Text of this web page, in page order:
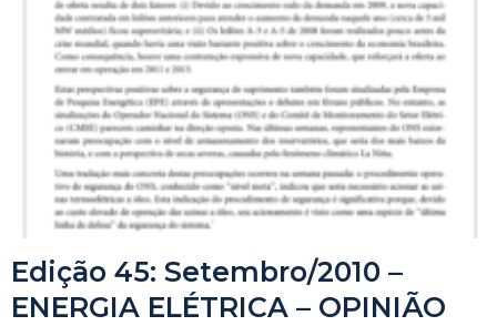
Edição 45: Setembro/2010 –
ENERGIA ELÉTRICA – OPINIÃO